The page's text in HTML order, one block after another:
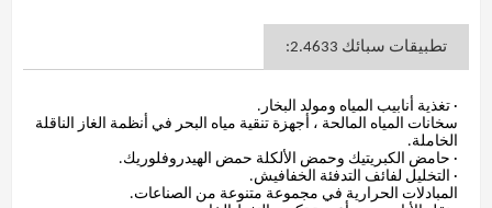
تطبيقات سبائك 2.4633:
· تغذية أنابيب المياه ومولد البخار.
سخانات المياه المالحة ، أجهزة تنقية مياه البحر في أنظمة الغاز الناقلة
الخاملة.
· حامض الكبريتيك وحمض الألكلة حمض الهيدروفلوريك.
· التخليل لفائف التدفئة الخفافيش.
المبادلات الحرارية في مجموعة متنوعة من الصناعات.